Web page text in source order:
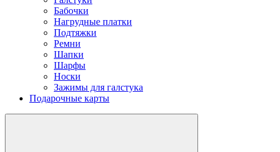
Бабочки
Нагрудные платки
Подтяжки
Ремни
Шапки
Шарфы
Носки
Зажимы для галстука
Подарочные карты